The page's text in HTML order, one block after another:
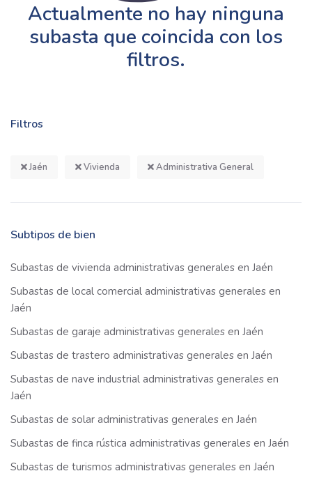
Filtros
Jaén Vivienda Administrativa General
Subtipos de bien
Subastas de vivienda administrativas generales en Jaén
Subastas de local comercial administrativas generales en
Jaén
Subastas de garaje administrativas generales en Jaén
Subastas de trastero administrativas generales en Jaén
Subastas de nave industrial administrativas generales en
Jaén
Subastas de solar administrativas generales en Jaén
Subastas de finca rústica administrativas generales en Jaén
Subastas de turismos administrativas generales en Jaén
Actualmente no hay ninguna
subasta que coincida con los
filtros.